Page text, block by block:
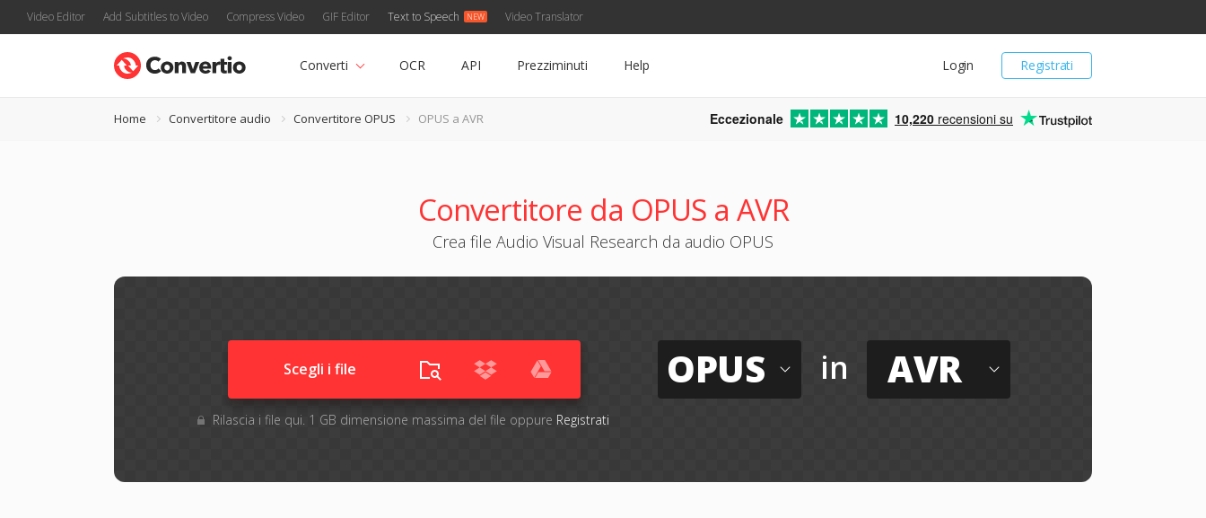
Video Editor Add Subtitles to Video Compress Video GIF Editor Text to Speech Video Translator
Registrati
Login
Converti OCR API Prezziminuti Help
Home Convertitore audio Convertitore OPUS OPUS a AVR Eccezionale 10,220 recensioni su
Convertitore da OPUS a AVR
Crea file Audio Visual Research da audio OPUS
Scegli i file
Rilascia i file qui. 1 GB dimensione massima del file oppure Registrati
OPUS in AVR